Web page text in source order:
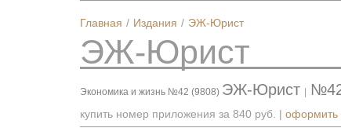
Главная Издания ЭЖ-Юрист
ЭЖ-Юрист
Экономика и жизнь №42 (9808) ЭЖ-Юрист
купить номер приложения за 840 руб. | оформить